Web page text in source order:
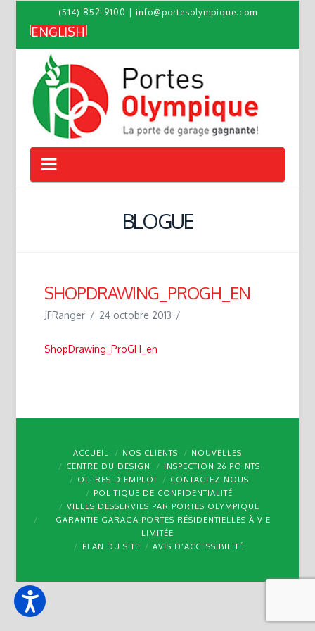
(514) 852-9100 info@portesolympique.com
ENGLISH
Navigation
BLOGUE
SHOPDRAWING_PROGH_EN
JFRanger 24 octobre 2013
ShopDrawing_ProGH_en
ACCUEIL NOS CLIENTS
NOUVELLES
CENTRE DU DESIGN
INSPECTION 26 POINTS
OFFRES D’EMPLOI
CONTACTEZ-NOUS
POLITIQUE DE CONFIDENTIALITÉ
VILLES DESSERVIES PAR PORTES OLYMPIQUE
GARANTIE GARAGA PORTES RÉSIDENTIELLES À VIE
LIMITÉE
PLAN DU SITE
AVIS D’ACCESSIBILITÉ